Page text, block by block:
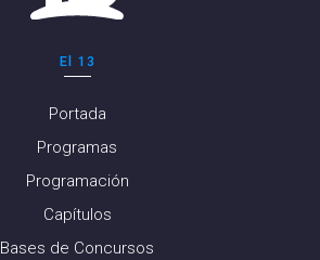
El 13
Portada
Programas
Programación
Capítulos
Bases de Concursos